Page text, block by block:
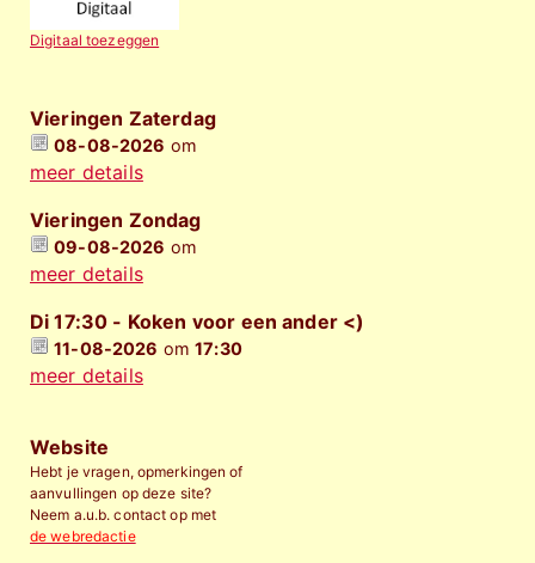
Digitaal toezeggen
Vieringen Zaterdag
08-08-2026 om
meer details
Vieringen Zondag
09-08-2026 om
meer details
Di 17:30 - Koken voor een ander <)
11-08-2026 om17:30
meer details
Website
Hebt je vragen, opmerkingen of
aanvullingen op deze site?
Neem a.u.b. contact op met
de webredactie